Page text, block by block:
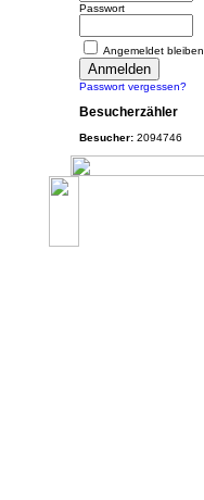
Passwort
Angemeldet bleiben
Passwort vergessen?
Besucherzähler
Besucher:2094746